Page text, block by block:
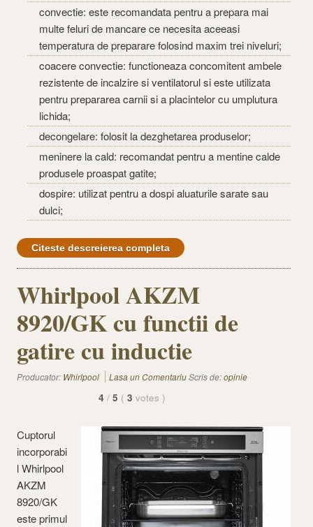
convectie: este recomandata pentru a prepara mai
multe feluri de mancare ce necesita aceeasi
temperatura de preparare folosind maxim trei niveluri;
coacere convectie: functioneaza concomitent ambele
rezistente de incalzire si ventilatorul si este utilizata
pentru prepararea carnii si a placintelor cu umplutura
lichida;
decongelare: folosit la dezghetarea produselor;
meninere la cald: recomandat pentru a mentine calde
produsele proaspat gatite;
dospire: utilizat pentru a dospi aluaturile sarate sau
dulci;
Citeste descreierea completa
Whirlpool AKZM
8920/GK cu functii de
gatire cu inductie
Producator: Whirlpool Lasa un ComentariuScris de:opinie
4 / 5 ( 3 votes )
Cuptorul
incorporabi
l Whirlpool
AKZM
8920/GK
este primul